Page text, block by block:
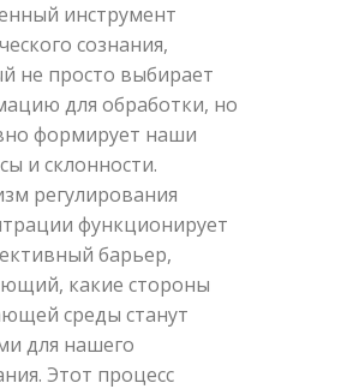
инструмент
сознания,
не просто выбирает
для обработки, но
формирует наши
и склонности.
регулирования
функционирует
барьер,
какие стороны
среды станут
для нашего
Этот процесс